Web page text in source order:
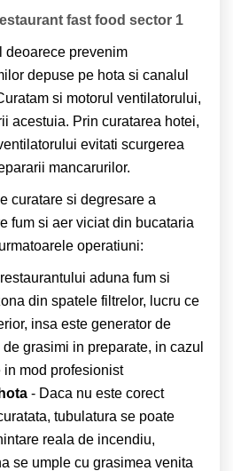
deoarece prevenim
depuse pe hota si canalul
si motorul ventilatorului,
acestuia. Prin curatarea hotei,
evitati scurgerea
mancarurilor.
curatare si degresare a
fum si aer viciat din bucataria
operatiuni:
aduna fum si
din spatele filtrelor, lucru ce
insa este generator de
grasimi in preparate, in cazul
in mod profesionist
- Daca nu este corect
tubulatura se poate
reala de incendiu,
se umple cu grasimea venita